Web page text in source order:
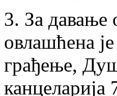
3. За давање
овлашћена
грађење,